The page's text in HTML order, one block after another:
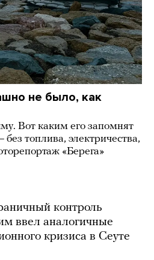
не было, как
Вот каким его запомнят
топлива, электричества,
«Берега»
контроль
ввел аналогичные
кризиса в Сеуте